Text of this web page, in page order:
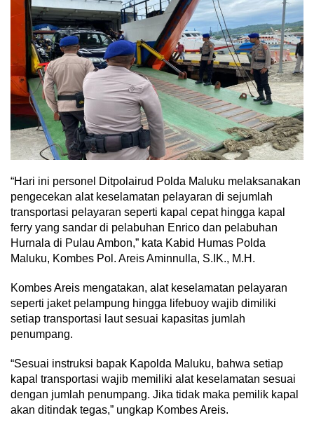
“Hari ini personel Ditpolairud Polda Maluku melaksanakan
pengecekan alat keselamatan pelayaran di sejumlah
transportasi pelayaran seperti kapal cepat hingga kapal
ferry yang sandar di pelabuhan Enrico dan pelabuhan
Hurnala di Pulau Ambon,” kata Kabid Humas Polda
Maluku, Kombes Pol. Areis Aminnulla, S.IK., M.H.
Kombes Areis mengatakan, alat keselamatan pelayaran
seperti jaket pelampung hingga lifebuoy wajib dimiliki
setiap transportasi laut sesuai kapasitas jumlah
penumpang.
“Sesuai instruksi bapak Kapolda Maluku, bahwa setiap
kapal transportasi wajib memiliki alat keselamatan sesuai
dengan jumlah penumpang. Jika tidak maka pemilik kapal
akan ditindak tegas,” ungkap Kombes Areis.